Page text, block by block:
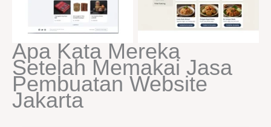
Apa Kata Mereka
Setelah Memakai Jasa
Pembuatan Website
Jakarta